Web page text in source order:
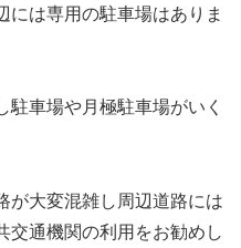
には専用の駐車場はありま
駐車場や月極駐車場がいく
が大変混雑し周辺道路には
交通機関の利用をお勧めし